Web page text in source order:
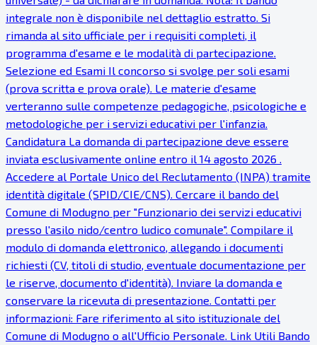
integrale non è disponibile nel dettaglio estratto. Si
rimanda al sito ufficiale per i requisiti completi, il
programma d'esame e le modalità di partecipazione.
Selezione ed Esami Il concorso si svolge per soli esami
(prova scritta e prova orale). Le materie d'esame
verteranno sulle competenze pedagogiche, psicologiche e
metodologiche per i servizi educativi per l'infanzia.
Candidatura La domanda di partecipazione deve essere
inviata esclusivamente online entro il 14 agosto 2026 .
Accedere al Portale Unico del Reclutamento (INPA) tramite
identità digitale (SPID/CIE/CNS). Cercare il bando del
Comune di Modugno per "Funzionario dei servizi educativi
presso l'asilo nido/centro ludico comunale". Compilare il
modulo di domanda elettronico, allegando i documenti
richiesti (CV, titoli di studio, eventuale documentazione per
le riserve, documento d'identità). Inviare la domanda e
conservare la ricevuta di presentazione. Contatti per
informazioni: Fare riferimento al sito istituzionale del
Comune di Modugno o all'Ufficio Personale. Link Utili Bando